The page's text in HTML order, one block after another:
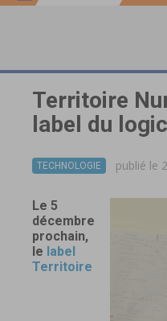
Territoire
label du
TECHNOLOGIE publié le
Le 5
décembre
prochain,
le label
Territoire